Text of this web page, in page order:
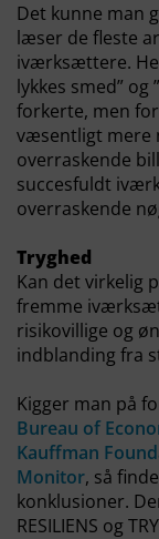
Det kunne man
læser de fleste
iværksættere.
lykkes smed” og
forkerte, men
væsentligt mere
overraskende
succesfuldt
overraskende
Tryghed
Kan det virkelig
fremme
risikovillige og
indblanding fra
Kigger man på
Bureau of
Kauffman
Monitor, så
konklusioner.
RESILIENS og